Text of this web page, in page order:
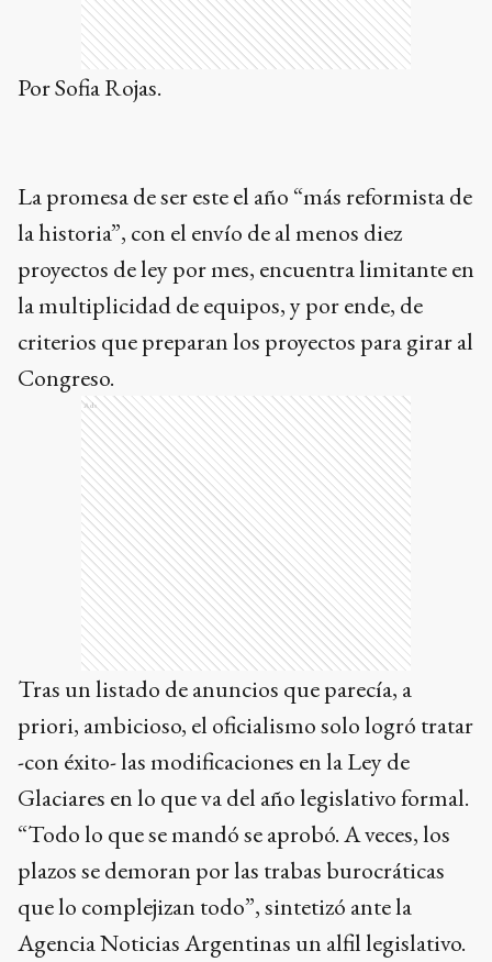
Por Sofia Rojas.
La promesa de ser este el año “más reformista de
la historia”, con el envío de al menos diez
proyectos de ley por mes, encuentra limitante en
la multiplicidad de equipos, y por ende, de
criterios que preparan los proyectos para girar al
Congreso.
Ads
Tras un listado de anuncios que parecía, a
priori, ambicioso, el oficialismo solo logró tratar
-con éxito- las modificaciones en la Ley de
Glaciares en lo que va del año legislativo formal.
“Todo lo que se mandó se aprobó. A veces, los
plazos se demoran por las trabas burocráticas
que lo complejizan todo”, sintetizó ante la
Agencia Noticias Argentinas un alfil legislativo.